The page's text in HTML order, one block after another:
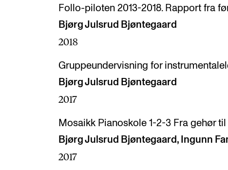
Follo-piloten 2013-2018. Rapport fra
Bjørg Julsrud Bjøntegaard
2018
Gruppeundervisning for
Bjørg Julsrud Bjøntegaard
2017
Mosaikk Pianoskole 1-2-3 Fra gehør
Bjørg Julsrud Bjøntegaard, Ingunn
2017